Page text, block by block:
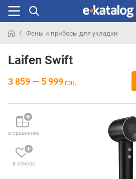
раньше
Фены и приборы для укладки
Laifen Swift
3 859 — 5 999 грн.
в сравнение
в список